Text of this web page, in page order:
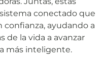
conectado que
ayudando a
de la vida a avanzar
más inteligente.